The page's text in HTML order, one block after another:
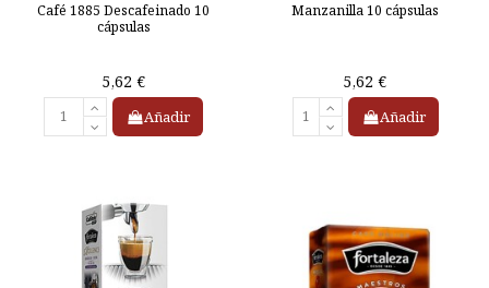
Café 1885 Descafeinado 10
cápsulas
5,62 €
Añadir
Manzanilla 10 cápsulas
5,62 €
Añadir